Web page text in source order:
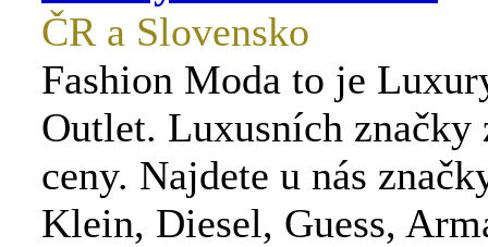
ČR a Slovensko
Fashion Moda to je
Outlet. Luxusních značky
ceny. Najdete u nás
Klein, Diesel, Guess,